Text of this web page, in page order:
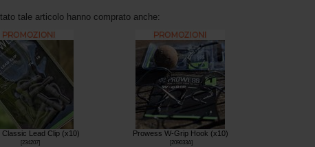
tale articolo hanno comprato anche:
Classic Lead Clip (x10)
234207]
Prowess W-Grip Hook (x10)
[209033A]